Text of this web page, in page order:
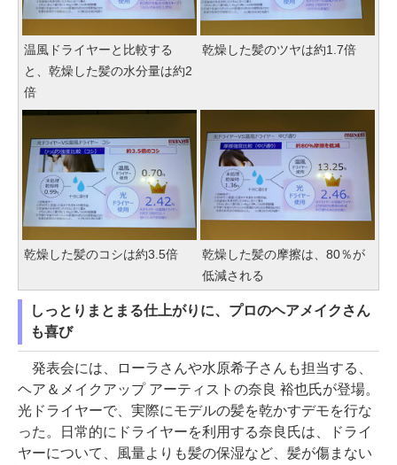
温風ドライヤーと比較する
と、乾燥した髪の水分量は約2
倍
乾燥した髪のツヤは約1.7倍
乾燥した髪のコシは約3.5倍
乾燥した髪の摩擦は、80％が
低減される
しっとりまとまる仕上がりに、プロのヘアメイクさん
も喜び
発表会には、ローラさんや水原希子さんも担当する、
ヘア＆メイクアップ アーティストの奈良 裕也氏が登場。
光ドライヤーで、実際にモデルの髪を乾かすデモを行な
った。日常的にドライヤーを利用する奈良氏は、ドライ
ヤーについて、風量よりも髪の保湿など、髪が傷まない